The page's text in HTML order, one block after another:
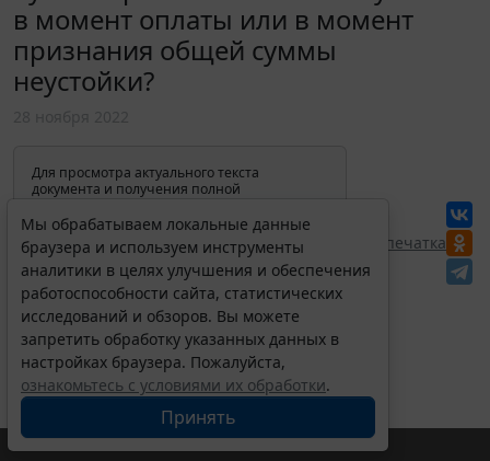
в момент оплаты или в момент
признания общей суммы
неустойки?
Для просмотра актуального текста
документа и получения полной
изменениях и порядке применения
документа, воспользуйтесь поиском в
Интернет-версии системы ГАРАНТ:
Перепечатка
Мы обрабатываем локальные данные
браузера и используем инструменты
аналитики в целях улучшения и обеспечения
работоспособности сайта, статистических
исследований и обзоров. Вы можете
запретить обработку указанных данных в
настройках браузера. Пожалуйста,
ознакомьтесь с условиями их обработки.
Принять